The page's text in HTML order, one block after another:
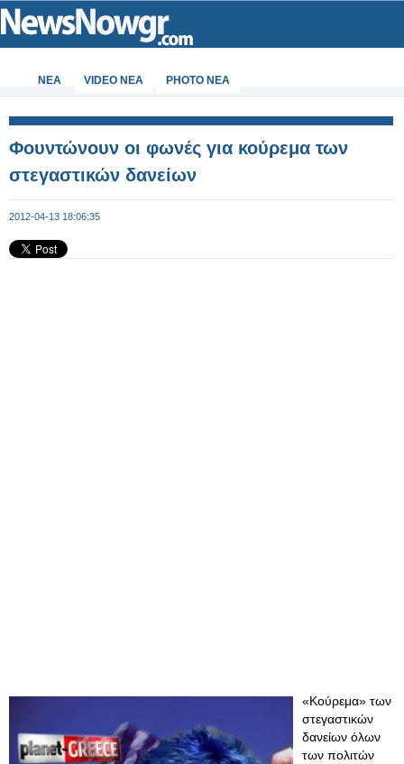
ΝΕΑ VIDEO NEA PHOTO NEA
Φουντώνουν οι φωνές για κούρεμα των
στεγαστικών δανείων
2012-04-13 18:06:35
«Κούρεμα» των
στεγαστικών
δανείων όλων
των πολιτών